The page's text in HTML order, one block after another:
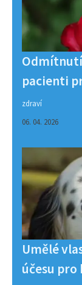
pacienti
zdraví
06. 04. 2026
Umělé
účesu